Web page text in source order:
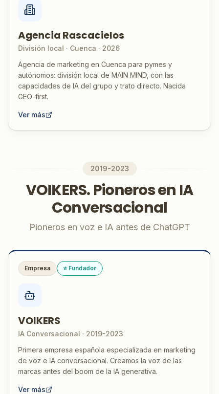
Agencia Rascacielos
División local · Cuenca · 2026
Agencia de marketing en Cuenca para pymes y
autónomos: división local de MAIN MIND, con las
capacidades de IA del grupo y trato directo. Nacida
GEO-first.
Ver más
2019-2023
VOIKERS. Pioneros en IA
Conversacional
Pioneros en voz e IA antes de ChatGPT
Empresa ⭐ Fundador
VOIKERS
IA Conversacional · 2019-2023
Primera empresa española especializada en marketing
de voz e IA conversacional. Creamos la voz de las
marcas antes del boom de la IA generativa.
Ver más